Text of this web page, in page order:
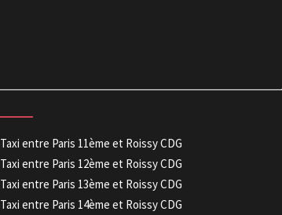
Taxi entre Paris 11ème et Roissy CDG
Taxi entre Paris 12ème et Roissy CDG
Taxi entre Paris 13ème et Roissy CDG
Taxi entre Paris 14ème et Roissy CDG